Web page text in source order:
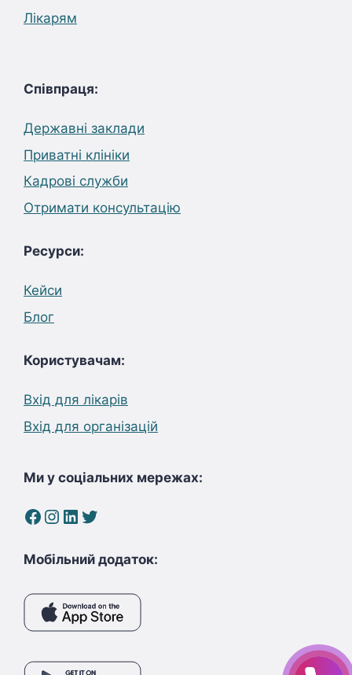
Лікарям
Співпраця:
Державні заклади
Приватні клініки
Кадрові служби
Отримати консультацію
Ресурси:
Кейси
Блог
Користувачам:
Вхід для лікарів
Вхід для організацій
Ми у соціальних мережах:
Facebook
Instagram
LinkedIn
Twitter
Мобільний додаток: